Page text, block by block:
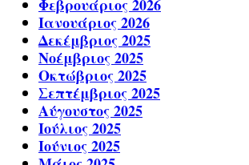
Φεβρουάριος 2026
Ιανουάριος 2026
Δεκέμβριος 2025
Νοέμβριος 2025
Οκτώβριος 2025
Σεπτέμβριος 2025
Αύγουστος 2025
Ιούλιος 2025
Ιούνιος 2025